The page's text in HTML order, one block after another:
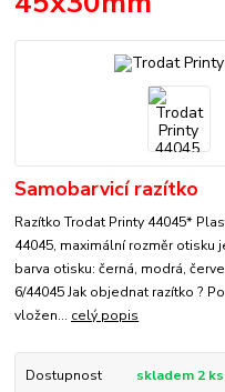
Samobarvicí razítko
Razítko Trodat Printy 44045*
44045, maximální rozměr otisku
barva otisku: černá, modrá,
6/44045 Jak objednat razítko ?
vložen... celý popis
Dostupnost
skladem 2 ks